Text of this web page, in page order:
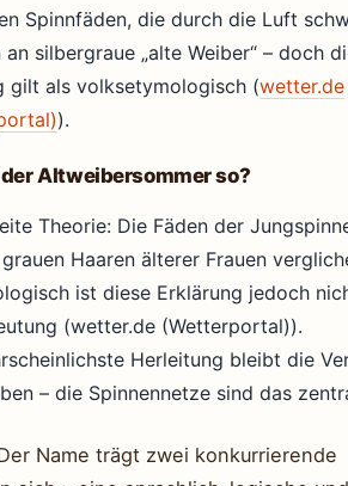
Spinnfäden, die durch die Luft
an silbergraue „alte Weiber“ – doch
gilt als volksetymologisch (wetter.de
).
Altweibersommer so?
Theorie: Die Fäden der
Haaren älterer Frauen
ist diese Erklärung jedoch
(wetter.de (Wetterportal)).
Herleitung bleibt die
– die Spinnennetze sind das
Name trägt zwei konkurrierende